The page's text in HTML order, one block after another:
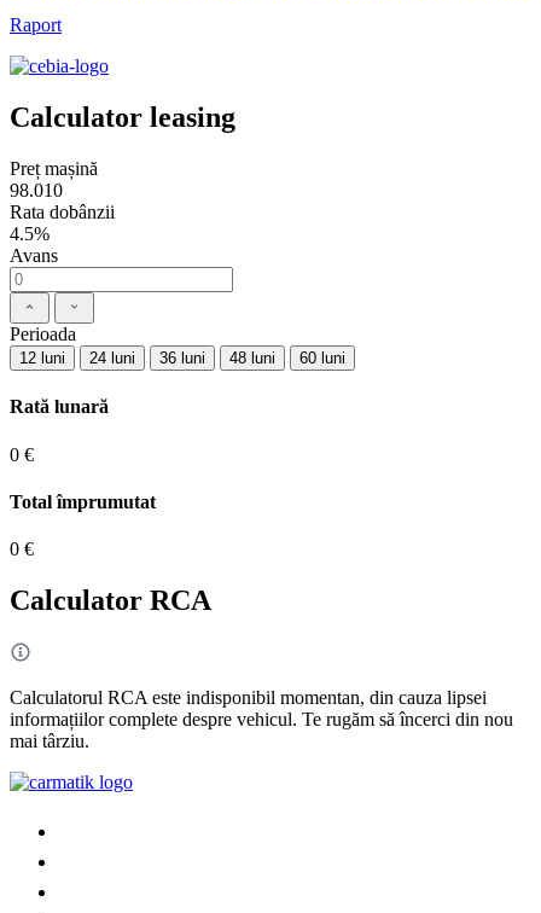
Raport
Calculator leasing
Preț mașină
98.010
Rata dobânzii
4.5%
Avans
Perioada
12 luni 24 luni 36 luni 48 luni 60 luni
Rată lunară
0 €
Total împrumutat
0 €
Calculator RCA
Calculatorul RCA este indisponibil momentan, din cauza lipsei
informațiilor complete despre vehicul. Te rugăm să încerci din nou
mai târziu.